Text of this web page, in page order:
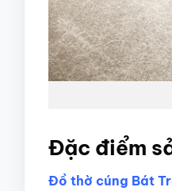
Đặc điểm
Đồ thờ cúng Bát